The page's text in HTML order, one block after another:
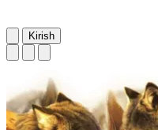
Kirish